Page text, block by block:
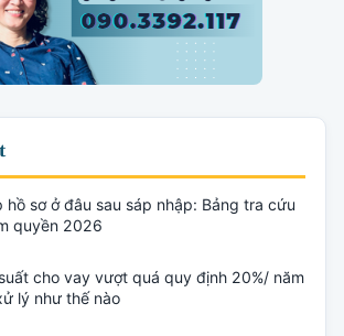
hồ sơ ở đâu sau sáp nhập: Bảng tra cứu
quyền 2026
cho vay vượt quá quy định 20%/ năm
lý như thế nào